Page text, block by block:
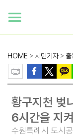
HOME > 시민기자 >
황구지천 벚
6시간을 지
수원특례시 도시